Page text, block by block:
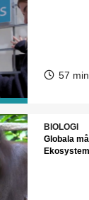
57 min
BIOLOGI
Globala